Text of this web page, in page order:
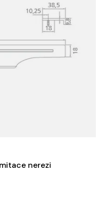
nerezi